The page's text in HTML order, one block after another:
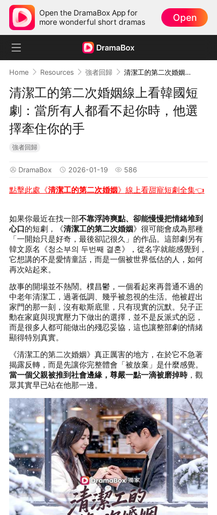
Open the DramaBox App for
more wonderful short dramas
Open
Home Resources 強者回歸 清潔工的第二次婚姻線上看韓國短劇：當所有人都看不起你時，他選擇牽住你的手
清潔工的第二次婚姻線上看韓國短
劇：當所有人都看不起你時，他選
擇牽住你的手
強者回歸
DramaBox 2026-01-19 586
點擊此處《清潔工的第二次婚姻》線上看甜寵短劇全集👈
如果你最近在找一部不靠浮誇爽點、卻能慢慢把情緒堆到
心口的短劇，《清潔工的第二次婚姻》很可能會成為那種
「一開始只是好奇，最後卻記很久」的作品。這部劇另有
韓文原名《청소부의 두번째 결혼》，從名字就能感覺到，
它想講的不是愛情童話，而是一個被世界低估的人，如何
再次站起來。
故事的開場並不熱鬧。樸昌鬱，一個看起來再普通不過的
中老年清潔工，過著低調、幾乎被忽視的生活。他被趕出
家門的那一刻，沒有歇斯底里，只有現實的沉默。兒子正
勳在家庭與現實壓力下做出的選擇，並不是反派式的惡，
而是很多人都可能做出的殘忍妥協，這也讓整部劇的情緒
顯得特別真實。
《清潔工的第二次婚姻》真正厲害的地方，在於它不急著
揭露反轉，而是先讓你完整體會「被放棄」是什麼感覺。
當一個父親被推到社會邊緣 ，尊嚴一點一滴被磨掉時，觀
眾其實早已站在他那一邊。